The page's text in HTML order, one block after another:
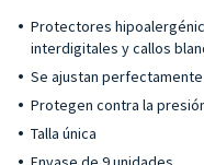
Protectores
interdigitales y callos
Se ajustan
Protegen contra la
Talla única